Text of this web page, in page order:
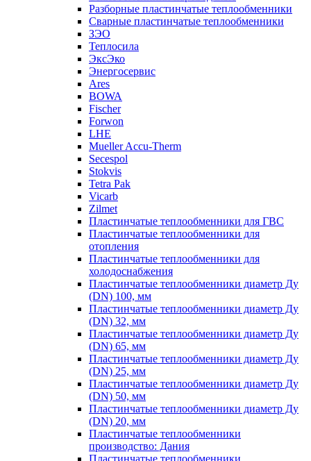
Разборные пластинчатые теплообменники
Сварные пластинчатые теплообменники
ЗЭО
Теплосила
ЭксЭко
Энергосервис
Ares
BOWA
Fischer
Forwon
LHE
Mueller Accu-Therm
Secespol
Stokvis
Tetra Pak
Vicarb
Zilmet
Пластинчатые теплообменники для ГВС
Пластинчатые теплообменники для
отопления
Пластинчатые теплообменники для
холодоснабжения
Пластинчатые теплообменники диаметр Ду
(DN) 100, мм
Пластинчатые теплообменники диаметр Ду
(DN) 32, мм
Пластинчатые теплообменники диаметр Ду
(DN) 65, мм
Пластинчатые теплообменники диаметр Ду
(DN) 25, мм
Пластинчатые теплообменники диаметр Ду
(DN) 50, мм
Пластинчатые теплообменники диаметр Ду
(DN) 20, мм
Пластинчатые теплообменники
производство: Дания
Пластинчатые теплообменники